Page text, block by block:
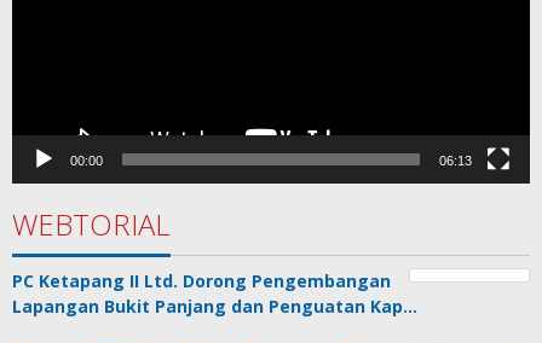
00:00 06:13
WEBTORIAL
PC Ketapang II Ltd. Dorong Pengembangan
Lapangan Bukit Panjang dan Penguatan Kap…